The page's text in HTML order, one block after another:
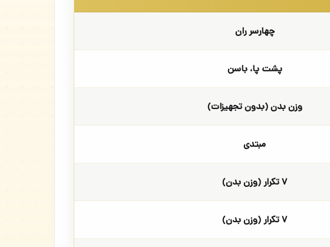
چهارسر ران
پشت پا، باسن
وزن بدن (بدون تجهیزات)
مبتدی
۷ تکرار (وزن بدن)
۷ تکرار (وزن بدن)